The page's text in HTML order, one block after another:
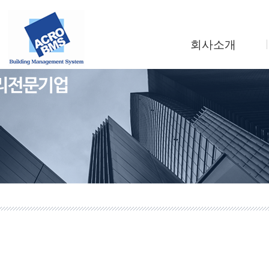
회사소개
조직도
사업소개
찾아오시는길